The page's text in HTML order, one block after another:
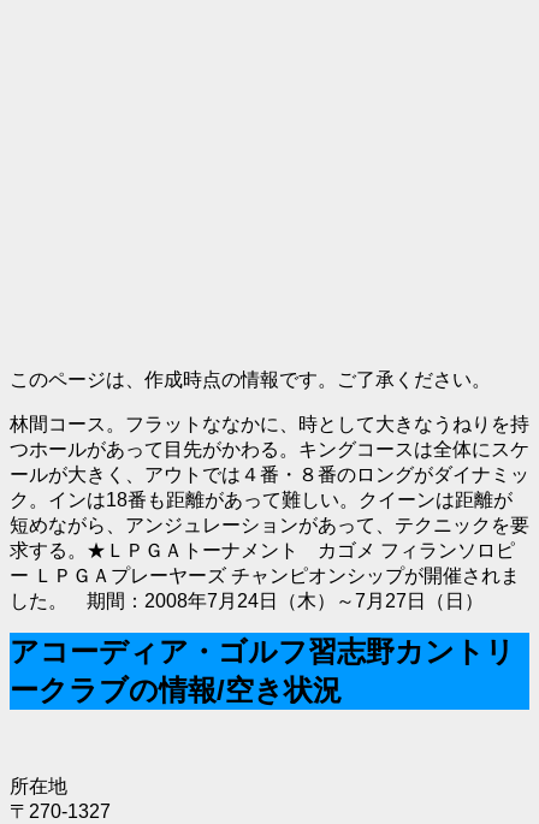
このページは、作成時点の情報です。ご了承ください。
林間コース。フラットななかに、時として大きなうねりを持
つホールがあって目先がかわる。キングコースは全体にスケ
ールが大きく、アウトでは４番・８番のロングがダイナミッ
ク。インは18番も距離があって難しい。クイーンは距離が
短めながら、アンジュレーションがあって、テクニックを要
求する。★ＬＰＧＡトーナメント カゴメ フィランソロピ
ー ＬＰＧＡプレーヤーズ チャンピオンシップが開催されま
した。 期間：2008年7月24日（木）～7月27日（日）
アコーディア・ゴルフ習志野カントリ
ークラブの情報/空き状況
所在地
〒270-1327